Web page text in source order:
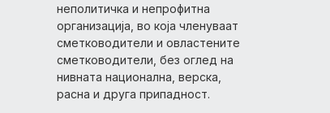
неполитичка и непрофитна
организација, во која членуваат
сметководители и овластените
сметководители, без оглед на
нивната национална, верска,
расна и друга припадност.